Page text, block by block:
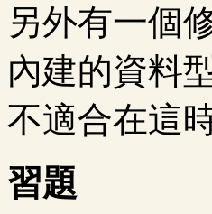
另外有一個
內建的資料
不適合在這
習題